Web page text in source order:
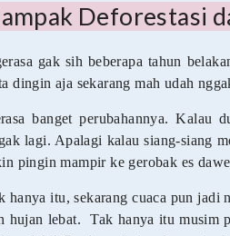
Deforestasi
gak sih beberapa tahun
dingin aja sekarang mah udah
banget perubahannya. Kalau
lagi. Apalagi kalau siang-siang
pingin mampir ke gerobak es
hanya itu, sekarang cuaca pun jadi
hujan lebat.
Tak hanya itu musim